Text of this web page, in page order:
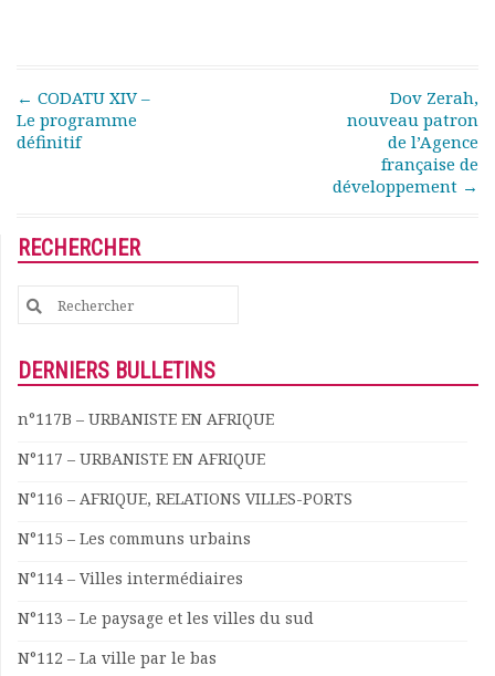
Bulletins Villes en
développement
Kiosk
Dîners débats
Concours vidéo
Matinales
Nos partenaires
Evénements
Publications et rapports
Les adhérents
Annuaire
Offres d’emploi
Forum
Actualités
Post navigation
← CODATU XIV –
Le programme
définitif
Dov Zerah,
nouveau patron
de l’Agence
française de
développement →
RECHERCHER
Search
for:
DERNIERS BULLETINS
n°117B – URBANISTE EN AFRIQUE
N°117 – URBANISTE EN AFRIQUE
N°116 – AFRIQUE, RELATIONS VILLES-PORTS
N°115 – Les communs urbains
N°114 – Villes intermédiaires
N°113 – Le paysage et les villes du sud
N°112 – La ville par le bas